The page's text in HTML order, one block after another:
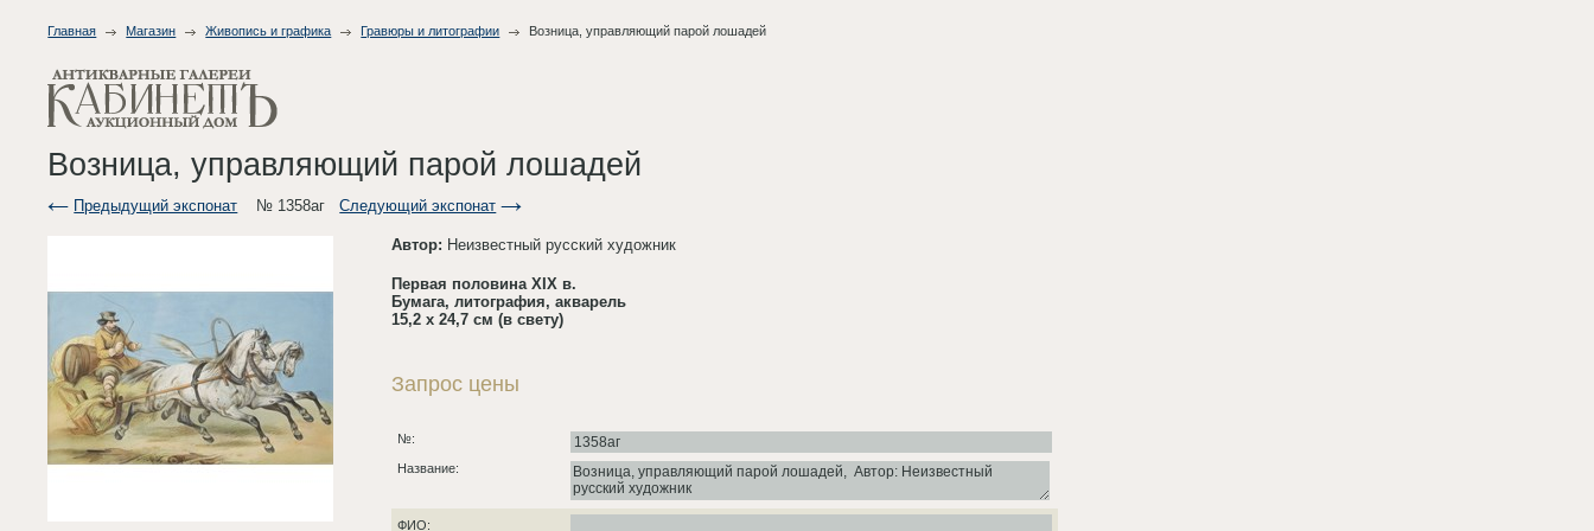
Главная Магазин Живопись и графика Гравюры и литографии Возница, управляющий парой лошадей
Возница, управляющий парой лошадей
Предыдущий экспонат № 1358агСледующий экспонат
Автор: Неизвестный русский художник
Первая половина XIX в.
Бумага, литография, акварель
15,2 х 24,7 см (в свету)
Запрос цены
№:
Название:
ФИО: